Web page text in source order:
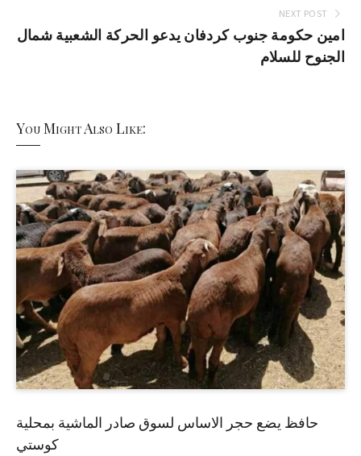
NEXT POST
امين حكومة جنوب كردفان يدعو الحركة الشعبية شمال
الجنوح للسلام
You Might Also Like:
حافظ يضع حجر الاساس لسوق صادر الماشية بمحلية
كوستي